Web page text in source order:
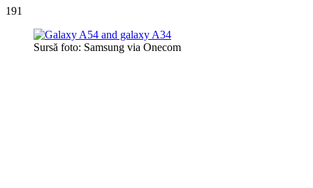
191
Sursă foto: Samsung via Onecom